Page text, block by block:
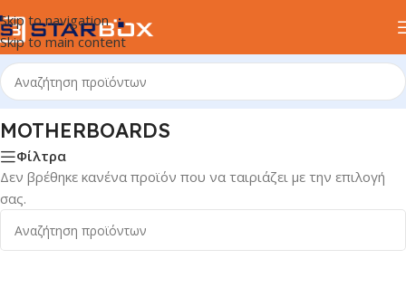
Skip to navigation
Skip to main content
ΥΠΟΛΟΓΙΣΤΩΝ/INTERNAL ΕΞΑΡΤΗΜΑΤΑ/MOTHERBOARDS
MOTHERBOARDS
Φίλτρα
Δεν βρέθηκε κανένα προϊόν που να ταιριάζει με την επιλογή
σας.